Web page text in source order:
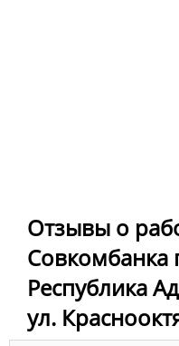
Отзывы о
Совкомбанка
Республика
ул.